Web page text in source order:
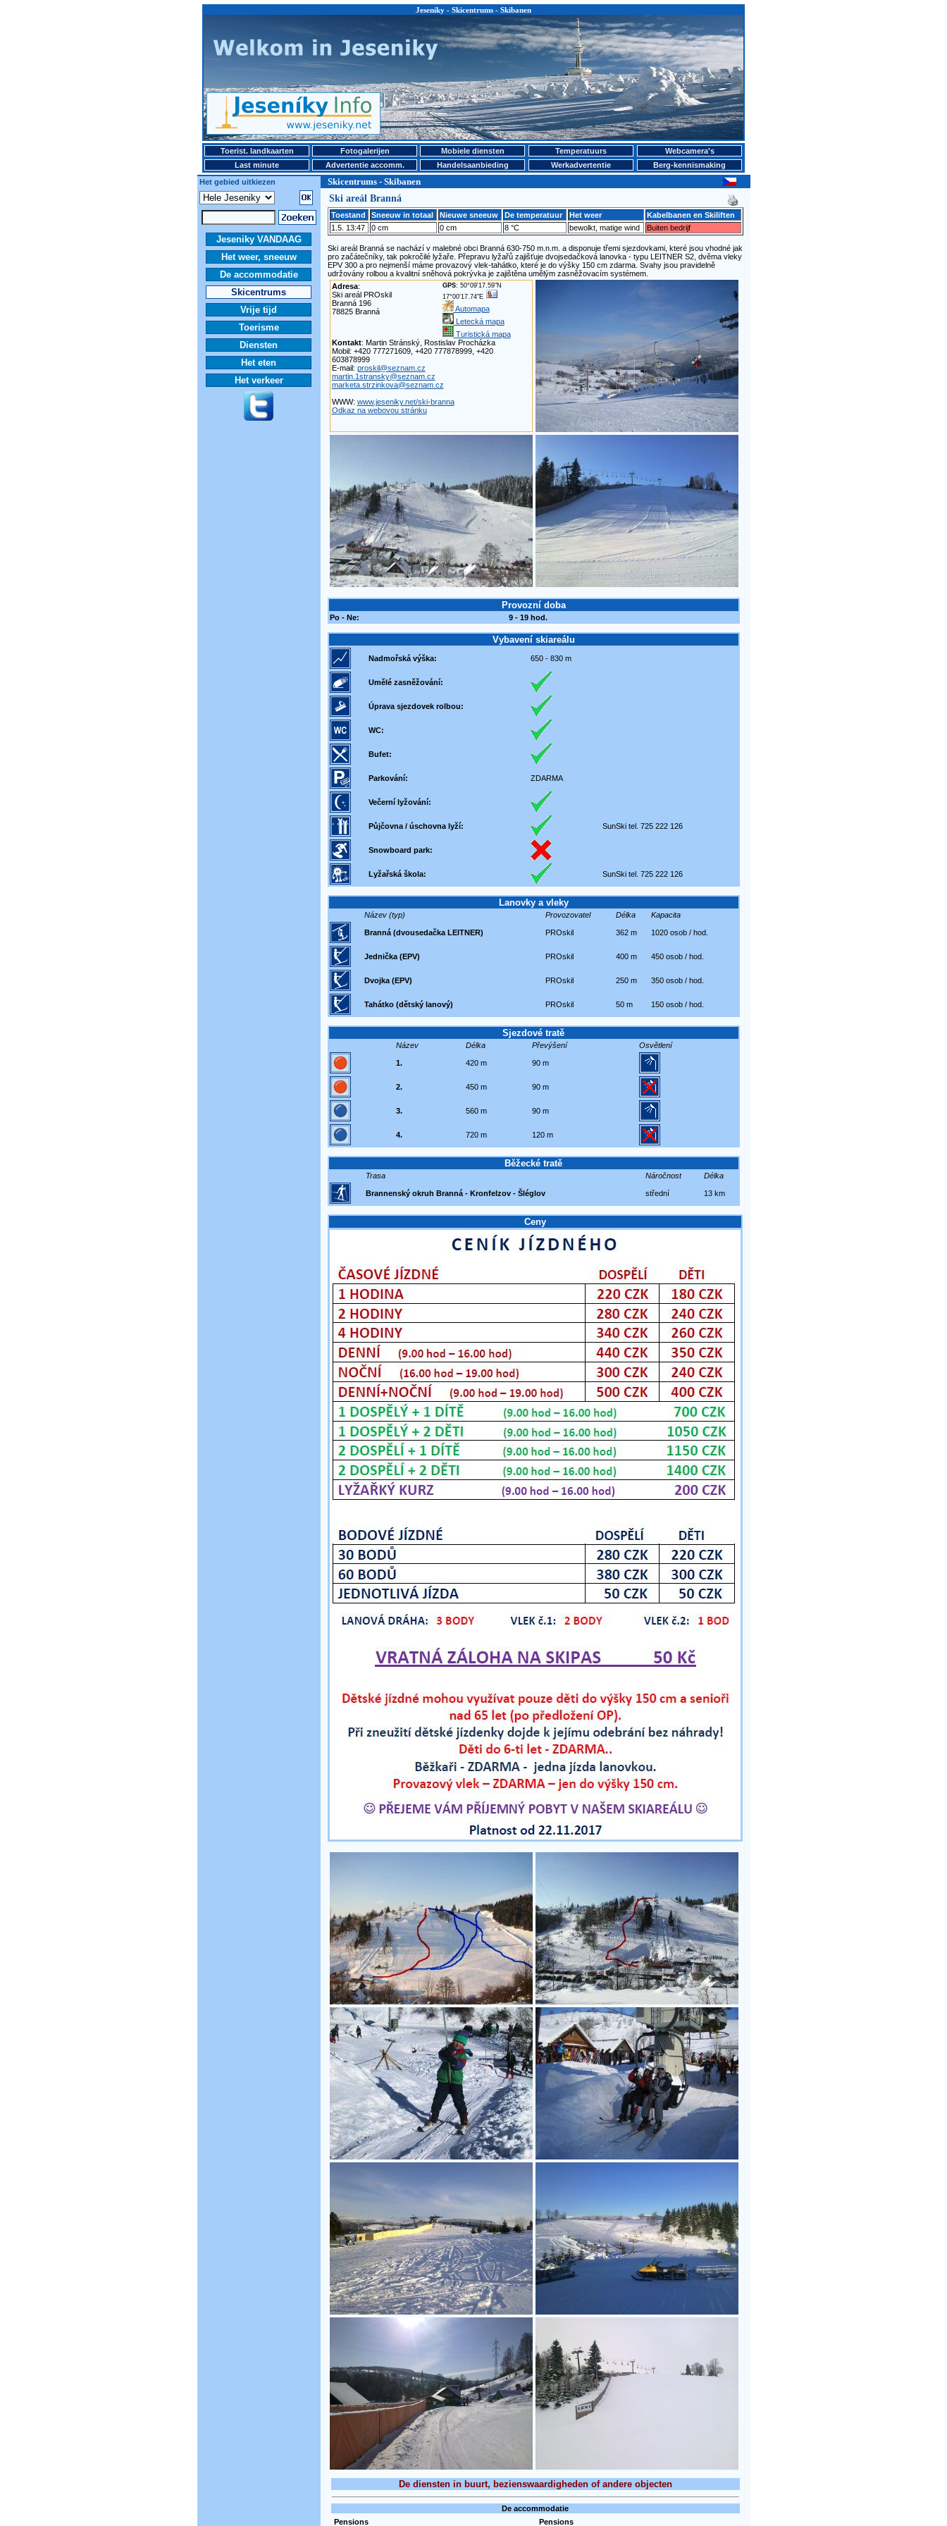
Jeseniky - Skicentrums - Skibanen
Toerist. landkaarten Fotogalerijen Mobiele diensten Temperatuurs
Webcamera's
Last minute
Advertentie accomm. Handelsaanbieding Werkadvertentie
Berg-kennismaking
Het gebied uitkiezen
Skicentrums - Skibanen
Jeseniky VANDAAG
Het weer, sneeuw
De accommodatie
Skicentrums
Vrije tijd
Toerisme
Diensten
Het eten
Het verkeer
Ski areál Branná
Toestand Sneeuw in totaal Nieuwe sneeuw De temperatuur Het weer
Kabelbanen en Skiliften
1.5. 13:47
0 cm 0 cm 8 °C bewolkt, matige wind Buiten bedrijf
Ski areál Branná se nachází v malebné obci Branná 630-750 m.n.m. a disponuje třemi sjezdovkami, které jsou vhodné jak
pro začátečníky, tak pokročilé lyžaře. Přepravu lyžařů zajišťuje dvojsedačková lanovka - typu LEITNER S2, dvěma vleky
EPV 300 a pro nejmenší máme provazový vlek-tahátko, které je do výšky 150 cm zdarma. Svahy jsou pravidelně
udržovány rolbou a kvalitní sněhová pokrývka je zajištěna umělým zasněžovacím systémem.
Adresa:
Ski areál PROskil
Branná 196
78825 Branná
GPS: 50°09'17.59"N
17°00'17.74"E
Automapa
Letecká mapa
Turistická mapa
Kontakt: Martin Stránský, Rostislav Procházka
Mobil: +420 777271609, +420 777878999, +420
603878999
E-mail: proskil@seznam.cz
martin.1stransky@seznam.cz
marketa.strzinkova@seznam.cz
WWW: www.jeseniky.net/ski-branna
Odkaz na webovou stránku
Provozní doba
Po - Ne: 9 - 19 hod.
Vybavení skiareálu
Nadmořská výška: 650 - 830 m
Umělé zasněžování:
Úprava sjezdovek rolbou:
WC:
Bufet:
Parkování: ZDARMA
Večerní lyžování:
Půjčovna / úschovna lyží: SunSki tel. 725 222 126
Snowboard park:
Lyžařská škola: SunSki tel. 725 222 126
Lanovky a vleky
Název (typ) Provozovatel Délka Kapacita
Branná (dvousedačka LEITNER) PROskil 362 m 1020 osob / hod.
Jednička (EPV) PROskil 400 m 450 osob / hod.
Dvojka (EPV) PROskil 250 m 350 osob / hod.
Tahátko (dětský lanový) PROskil 50 m 150 osob / hod.
Sjezdové tratě
Název Délka Převýšení Osvětlení
1. 420 m 90 m
2. 450 m 90 m
3. 560 m 90 m
4. 720 m 120 m
Běžecké tratě
Trasa Náročnost Délka
Brannenský okruh Branná - Kronfelzov - Šléglov střední 13 km
Ceny
De diensten in buurt, bezienswaardigheden of andere objecten
De accommodatie
Pensions
Pensions